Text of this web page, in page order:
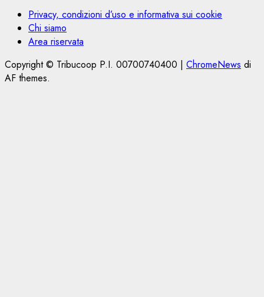
Privacy, condizioni d’uso e informativa sui cookie
Chi siamo
Area riservata
Copyright © Tribucoop P.I. 00700740400 | ChromeNews di
AF themes.